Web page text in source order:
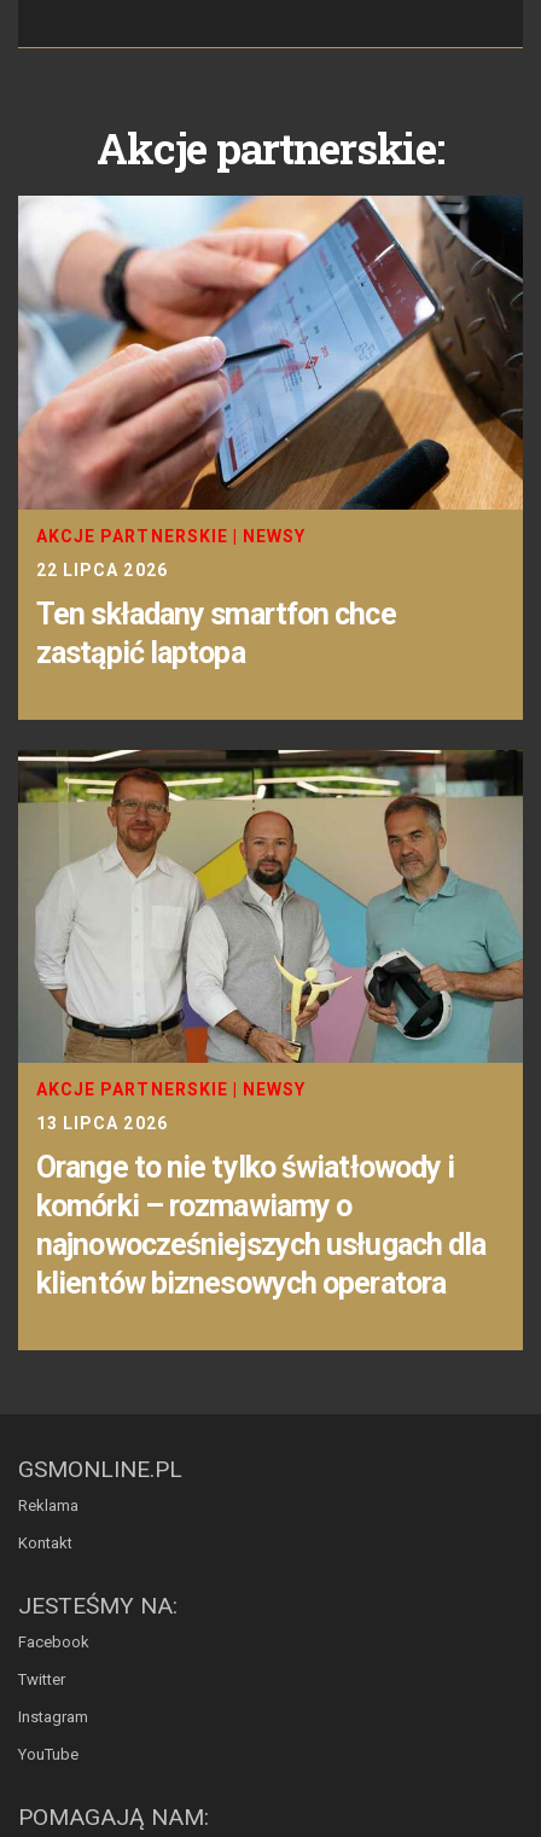
Akcje partnerskie:
AKCJE PARTNERSKIE
NEWSY
22 LIPCA 2026
Ten składany smartfon chce
zastąpić laptopa
AKCJE PARTNERSKIE
NEWSY
13 LIPCA 2026
Orange to nie tylko światłowody i
komórki – rozmawiamy o
najnowocześniejszych usługach dla
klientów biznesowych operatora
GSMONLINE.PL
Reklama
Kontakt
JESTEŚMY NA:
Facebook
Twitter
Instagram
YouTube
POMAGAJĄ NAM: